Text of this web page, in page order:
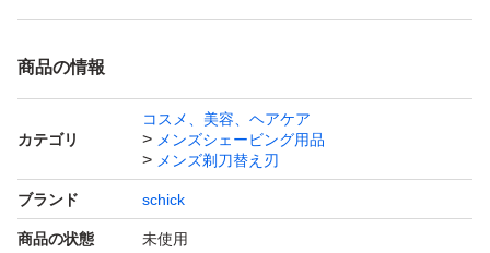
●剃り方にあわせて肌にかかる力を自動調整する衝撃吸収
テクノロジー。
力を加えてくれる独自機能。肌に密着しながら適度な刃圧
を維持し剃り心地の快さを最大化。密着剃りで、よりよい
剃り味を実現。
商品の情報
カテゴリ
コスメ、美容、ヘアケア
メンズシェービング用品
メンズ剃刀替え刃
ブランド schick
商品の状態 未使用